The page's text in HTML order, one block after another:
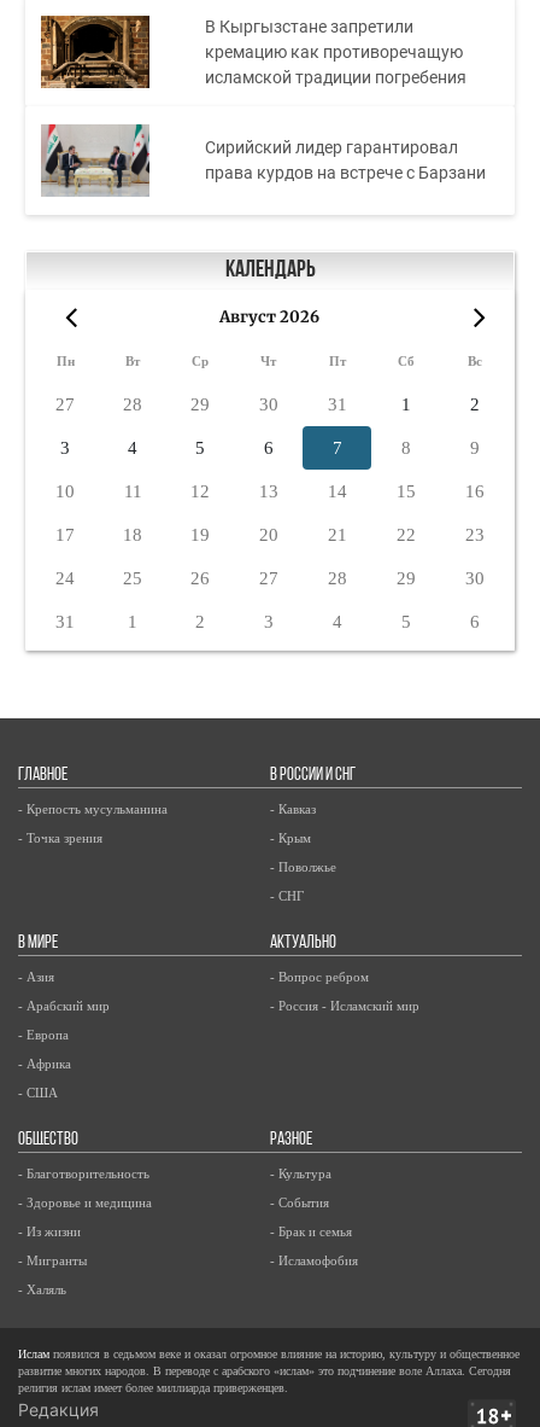
В Кыргызстане запретили
кремацию как противоречащую
исламской традиции погребения
Сирийский лидер гарантировал
права курдов на встрече с Барзани
Календарь
Август 2026
Пн Вт Ср Чт Пт Сб Вс
27 28 29 30 31 1 2
3 4 5 6 7 8 9
10 11 12 13 14 15 16
17 18 19 20 21 22 23
24 25 26 27 28 29 30
31 1 2 3 4 5 6
ГЛАВНОЕ
- Крепость мусульманина
- Точка зрения
В РОССИИ И СНГ
- Кавказ
- Крым
- Поволжье
- СНГ
В МИРЕ
- Азия
- Арабский мир
- Европа
- Африка
- США
АКТУАЛЬНО
- Вопрос ребром
- Россия - Исламский мир
ОБЩЕСТВО
- Благотворительность
- Здоровье и медицина
- Из жизни
- Мигранты
- Халяль
РАЗНОЕ
- Культура
- События
- Брак и семья
- Исламофобия
Ислам появился в седьмом веке и оказал огромное влияние на историю, культуру и общественное
развитие многих народов. В переводе с арабского «ислам» это подчинение воле Аллаха. Сегодня
религия ислам имеет более миллиарда приверженцев.
Редакция